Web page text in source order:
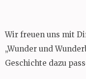
Wir freuen uns mit
„Wunder und
Geschichte dazu